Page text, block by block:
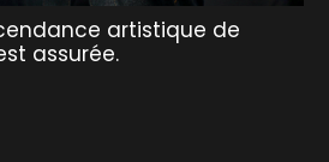
artistique de
assurée.